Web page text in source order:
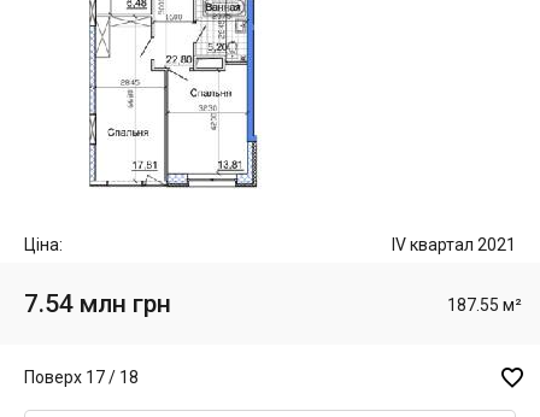
Ціна: IV квартал 2021
7.54 млн грн 187.55 м²
Поверх 17 / 18 